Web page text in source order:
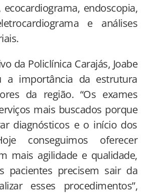
endoscopia,
e análises
da Policlínica Carajás, Joabe
a importância da estrutura
da região. “Os exames
mais buscados porque
diagnósticos e o início dos
conseguimos oferecer
mais agilidade e qualidade,
pacientes precisem sair da
esses procedimentos”,